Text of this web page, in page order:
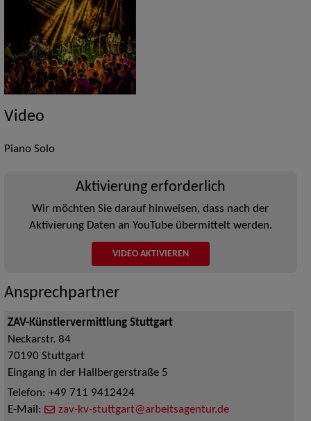
Video
Piano Solo
Aktivierung erforderlich
Wir möchten Sie darauf hinweisen, dass nach der
Aktivierung Daten an YouTube übermittelt werden.
VIDEO AKTIVIEREN
Ansprechpartner
ZAV-Künstlervermittlung Stuttgart
Neckarstr. 84
70190 Stuttgart
Eingang in der Hallbergerstraße 5
Telefon: +49 711 9412424
E-Mail:
zav-kv-stuttgart@arbeitsagentur.de